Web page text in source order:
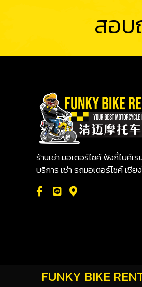
สอบ
ร้านเช่า มอเตอร์ไซค์ ฟังกี้ไบค์เ
บริการ เช่า รถมอเตอร์ไซค์ เชีย
FUNKY BIKE